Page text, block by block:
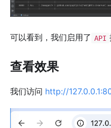
可以看到，我们启用了 API
查看效果
我们访问 http://